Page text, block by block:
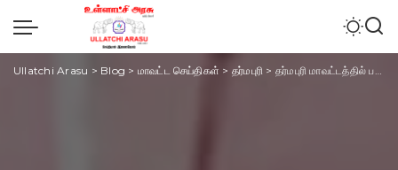
Ullatchi Arasu > Blog > மாவட்ட செய்திகள் > தர்மபுரி > தர்மபுரி மாவட்டத்தில் பத்தாம் வகுப்பு மாணவிக்கு பாலியல் வன் சீண்டல்:மாணவி காவல் நிலையத்தில் தற்கொலை முயற்சி!